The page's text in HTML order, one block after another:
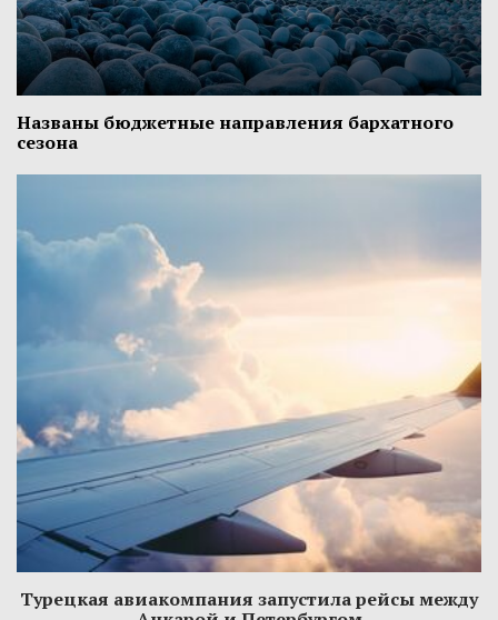
Названы бюджетные направления бархатного
сезона
Турецкая авиакомпания запустила рейсы между